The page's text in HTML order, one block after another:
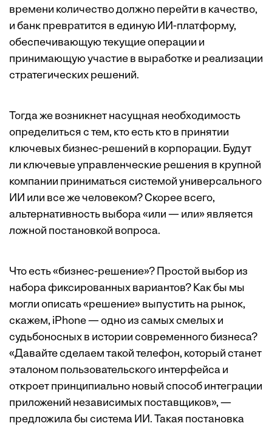
времени количество должно перейти в качество,
и банк превратится в единую ИИ-платформу,
обеспечивающую текущие операции и
принимающую участие в выработке и реализации
стратегических решений.
Тогда же возникнет насущная необходимость
определиться с тем, кто есть кто в принятии
ключевых бизнес-решений в корпорации. Будут
ли ключевые управленческие решения в крупной
компании приниматься системой универсального
ИИ или все же человеком? Скорее всего,
альтернативность выбора «или — или» является
ложной постановкой вопроса.
Что есть «бизнес-решение»? Простой выбор из
набора фиксированных вариантов? Как бы мы
могли описать «решение» выпустить на рынок,
скажем, iPhone — одно из самых смелых и
судьбоносных в истории современного бизнеса?
«Давайте сделаем такой телефон, который станет
эталоном пользовательского интерфейса и
откроет принципиально новый способ интеграции
приложений независимых поставщиков», —
предложила бы система ИИ. Такая постановка